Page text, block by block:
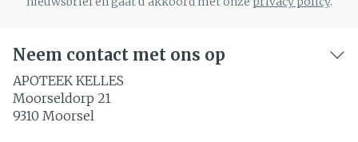
Neem contact met ons op
APOTEEK KELLES
Moorseldorp 21
9310 Moorsel